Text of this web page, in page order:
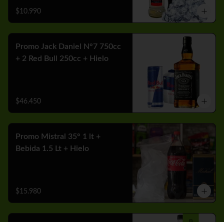
$10.990
Promo Jack Daniel N°7 750cc
+ 2 Red Bull 250cc + Hielo
$46.450
Promo Mistral 35° 1 lt +
Bebida 1.5 Lt + Hielo
$15.980